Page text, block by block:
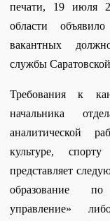
печати, 19 июля
области
вакантных
службы
Требования к
начальника
аналитической
культуре,
представляет
образование по
управление»